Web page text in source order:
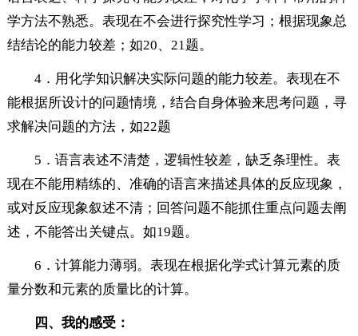
学方法不熟悉。表现在不会进行探究性学习；根据现象总
结结论的能力较差；如20、21题。
4．用化学知识解决实际问题的能力较差。表现在不
能根据所设计的问题情境，结合自身体验来思考问题，寻
求解决问题的方法，如22题
5．语言表述不清楚，逻辑性较差，缺乏条理性。表
现在不能用精练的、准确的语言来描述具体的反应现象，
或对反应现象叙述不清；回答问题不能抓住重点问题去阐
述，不能答出关键点。如19题。
6．计算能力薄弱。表现在根据化学式计算元素的质
量分数和元素的质量比的计算。
四、我的感受：